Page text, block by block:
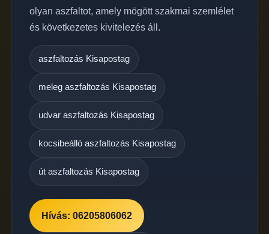
olyan aszfaltot, amely mögött szakmai szemlélet
és következetes kivitelezés áll.
aszfaltozás Kisapostag
meleg aszfaltozás Kisapostag
udvar aszfaltozás Kisapostag
kocsibeálló aszfaltozás Kisapostag
út aszfaltozás Kisapostag
Hívás: 06205806062